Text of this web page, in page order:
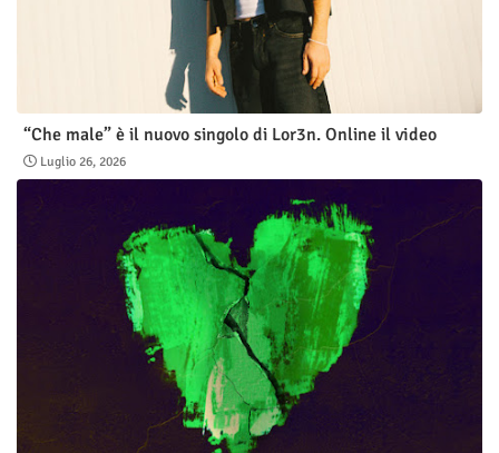
“Che male” è il nuovo singolo di Lor3n. Online il video
Luglio 26, 2026